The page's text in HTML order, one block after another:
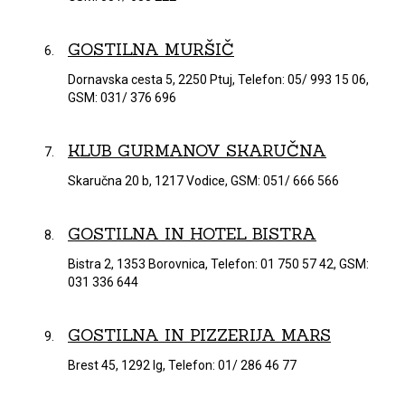
GOSTILNA MURŠIČ
Dornavska cesta 5, 2250 Ptuj, Telefon: 05/ 993 15 06,
GSM: 031/ 376 696
KLUB GURMANOV SKARUČNA
Skaručna 20 b, 1217 Vodice, GSM: 051/ 666 566
GOSTILNA IN HOTEL BISTRA
Bistra 2, 1353 Borovnica, Telefon: 01 750 57 42, GSM:
031 336 644
GOSTILNA IN PIZZERIJA MARS
Brest 45, 1292 Ig, Telefon: 01/ 286 46 77